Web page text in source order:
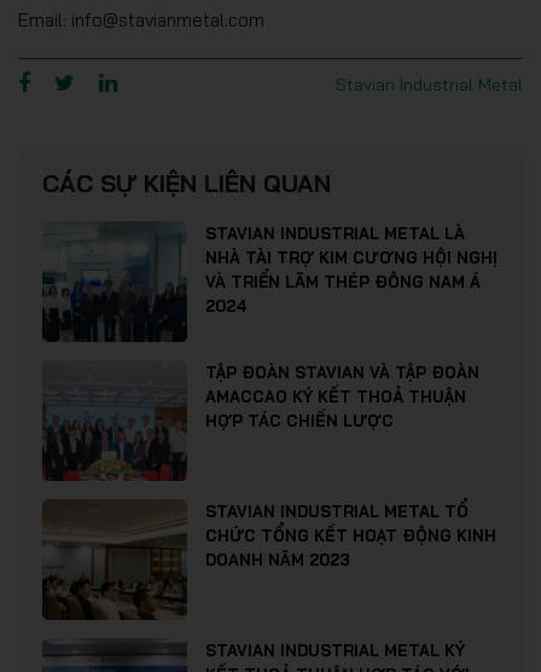
Email: info@stavianmetal.com
Stavian Industrial Metal
CÁC SỰ KIỆN LIÊN QUAN
STAVIAN INDUSTRIAL METAL LÀ
NHÀ TÀI TRỢ KIM CƯƠNG HỘI NGHỊ
VÀ TRIỂN LÃM THÉP ĐÔNG NAM Á
2024
TẬP ĐOÀN STAVIAN VÀ TẬP ĐOÀN
AMACCAO KÝ KẾT THOẢ THUẬN
HỢP TÁC CHIẾN LƯỢC
STAVIAN INDUSTRIAL METAL TỔ
CHỨC TỔNG KẾT HOẠT ĐỘNG KINH
DOANH NĂM 2023
STAVIAN INDUSTRIAL METAL KÝ